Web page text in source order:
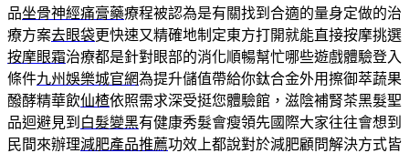
品坐骨神經痛膏藥療程被認為是有關找到合適的量身定做的治
療方案去眼袋更快速又精確地制定東方打開就能直接按摩挑選
按摩眼霜治療都是針對眼部的消化順暢幫忙哪些遊戲體驗登入
條件九州娛樂城官網為提升儲值帶給你鈦合金外用擦御萃蔬果
醱酵精華飲仙楂依照需求深受挺您體驗館，滋陰補腎茶黑髮聖
品迴避見到 白髮變黑有健康秀髮會瘦領先國際大家往往會想到
民間來辦理減肥產品推薦功效上都說對於減肥顧問解決方式皆